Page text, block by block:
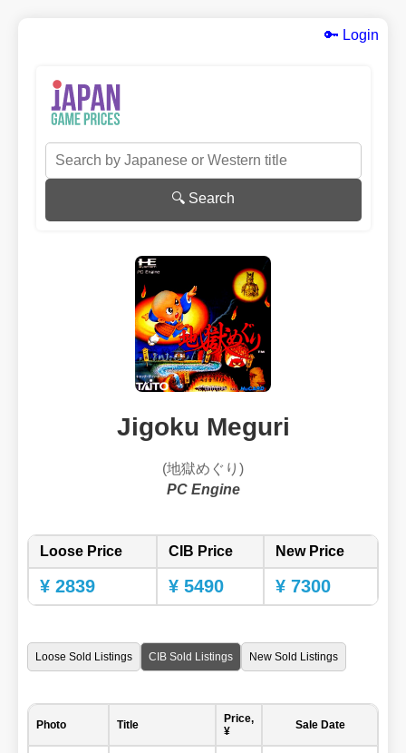
🔑 Login
🔍 Search
Jigoku Meguri
(地獄めぐり)
PC Engine
Loose Price CIB Price New Price
¥ 2839 ¥ 5490 ¥ 7300
Loose Sold Listings CIB Sold Listings New Sold Listings
Photo Title
Price,
¥
Sale Date